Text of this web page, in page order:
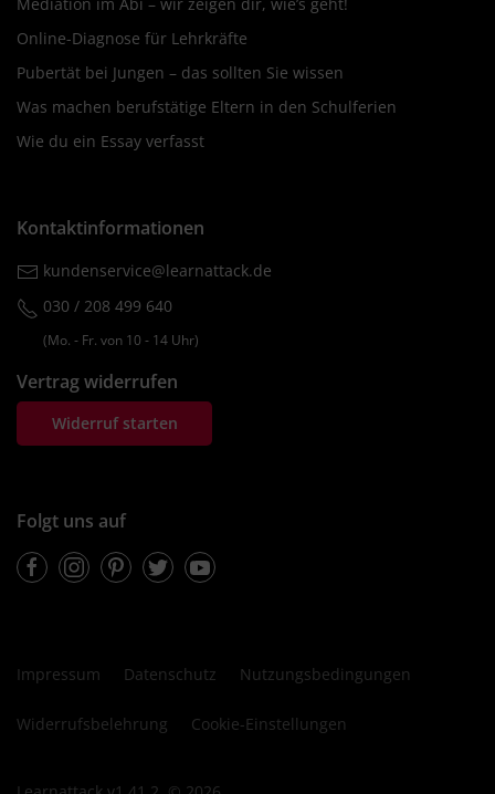
Online-Diagnose für Lehrkräfte
Pubertät bei Jungen – das sollten Sie wissen
Was machen berufstätige Eltern in den Schulferien
Wie du ein Essay verfasst
Kontaktinformationen
kundenservice@learnattack.de
030 / 208 499 640
(Mo. ‐ Fr. von 10 ‐ 14 Uhr)
Vertrag widerrufen
Widerruf starten
Folgt uns auf
FacebookInstagramPinterestTwitterYoutube
Impressum Datenschutz Nutzungsbedingungen
Widerrufsbelehrung Cookie-Einstellungen